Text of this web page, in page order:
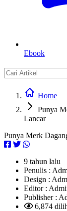
Ebook
Home
Punya
Lancar
Punya Merk
9 tahun lalu
Penulis :
Design :
Editor :
Publisher :
6,874